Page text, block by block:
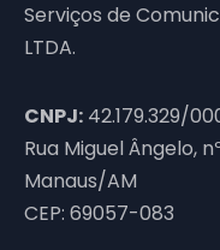
Serviços de
LTDA.
CNPJ: 42.179.329/
Rua Miguel Ângelo,
Manaus/AM
CEP: 69057-083